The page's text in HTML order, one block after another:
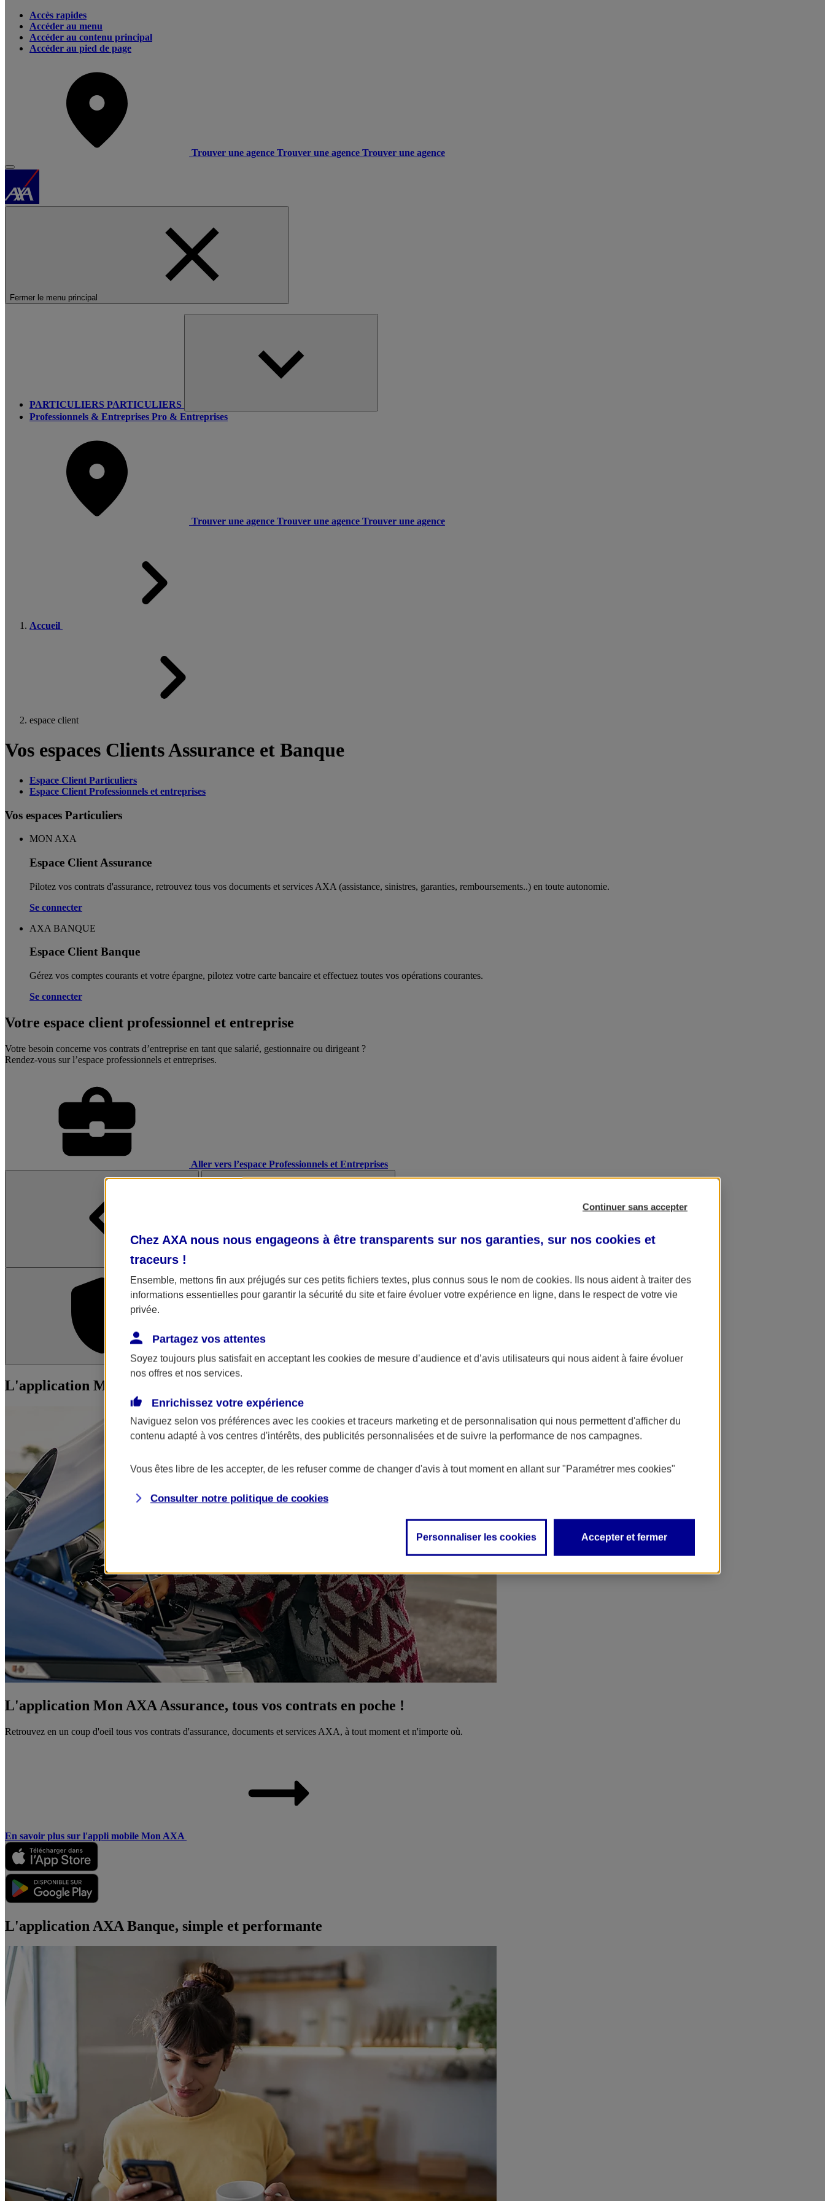
Accès rapides
Accéder au menu
Accéder au contenu principal
Accéder au pied de page
Trouver une agence Trouver une agence Trouver une agence
Fermer le menu principal
PARTICULIERS PARTICULIERS
Professionnels & Entreprises Pro & Entreprises
Trouver une agence Trouver une agence Trouver une agence
Accueil
espace client
Vos espaces Clients Assurance et Banque
Espace Client Particuliers
Espace Client Professionnels et entreprises
Vos espaces Particuliers
MON AXA
Espace Client Assurance
Pilotez vos contrats d'assurance, retrouvez tous vos documents et services AXA (assistance, sinistres, garanties, remboursements..) en toute autonomie. ​
Se connecter
AXA BANQUE
Espace Client Banque
Gérez vos comptes courants et votre épargne, pilotez votre carte bancaire et effectuez toutes vos opérations courantes.
Se connecter
Votre espace client professionnel et entreprise
Votre besoin concerne vos contrats d’entreprise en tant que salarié, gestionnaire ou dirigeant ?
Rendez-vous sur l’espace professionnels et entreprises.
Aller vers l’espace Professionnels et Entreprises
L'application Mon AXA Assurance L'application AXA Banque
L'application Mon AXA Assurance, tous vos contrats en poche !
L'application Mon AXA Assurance, tous vos contrats en poche !
Retrouvez en un coup d'oeil tous vos contrats d'assurance, documents et services AXA, à tout moment et n'importe où.
En savoir plus sur l'appli mobile Mon AXA
L'application AXA Banque, simple et performante
Continuer sans accepter
Chez AXA nous nous engageons à être transparents sur nos garanties, sur nos cookies et
traceurs !
Ensemble, mettons fin aux préjugés sur ces petits fichiers textes, plus connus sous le nom de cookies. Ils nous aident à traiter des
informations essentielles pour garantir la sécurité du site et faire évoluer votre expérience en ligne, dans le respect de votre vie
privée.
Partagez vos attentes
Soyez toujours plus satisfait en acceptant les cookies de mesure d’audience et d’avis utilisateurs qui nous aident à faire évoluer
nos offres et nos services.
Enrichissez votre expérience
Naviguez selon vos préférences avec les cookies et traceurs marketing et de personnalisation qui nous permettent d'afficher du
contenu adapté à vos centres d'intérêts, des publicités personnalisées et de suivre la performance de nos campagnes.
Vous êtes libre de les accepter, de les refuser comme de changer d'avis à tout moment en allant sur "Paramétrer mes cookies"
Consulter notre politique de cookies
Personnaliser les cookies Accepter et fermer